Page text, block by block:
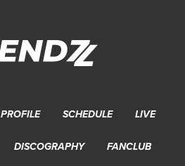
PROFILE SCHEDULE LIVE
DISCOGRAPHY FANCLUB